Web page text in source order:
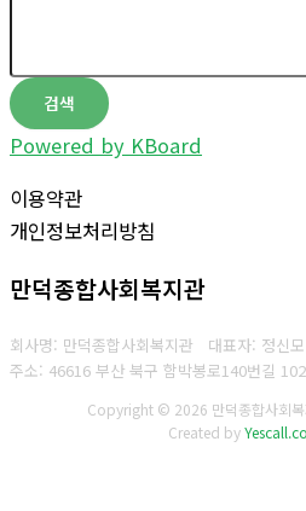
검색
Powered by KBoard
이용약관
개인정보처리방침
만덕종합사회복지관
회사명: 만덕종합사회복지관 대표자: 정신
주소: 46616 부산 북구 함박봉로140번길
Copyright © 2026 만덕종합사회
Created by